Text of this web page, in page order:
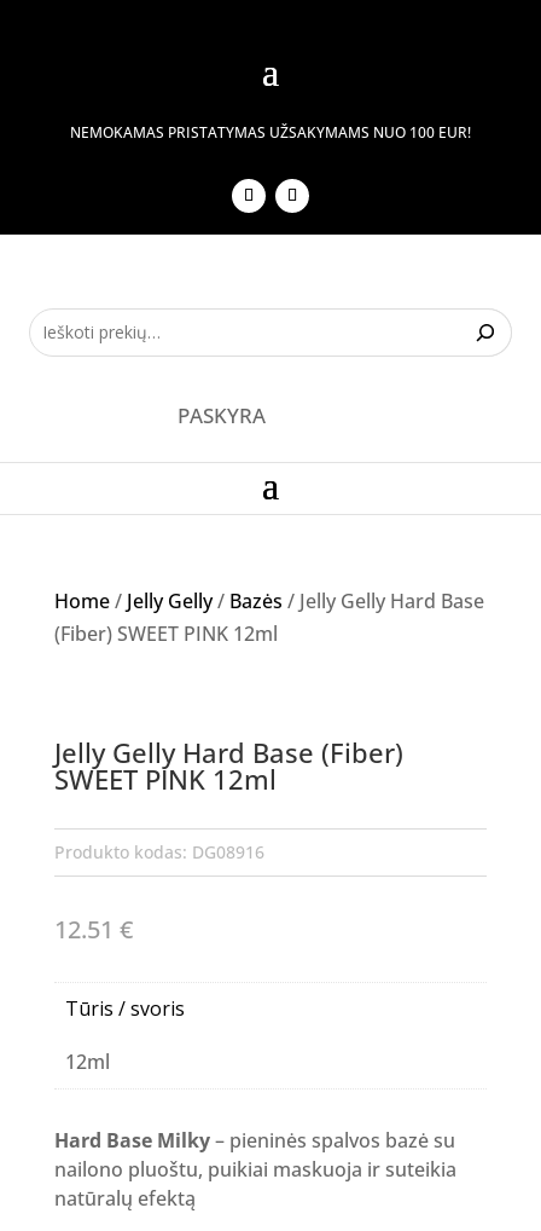
NEMOKAMAS PRISTATYMAS UŽSAKYMAMS NUO 100 EUR!
PASKYRA
Home/ Jelly Gelly/ Bazės / Jelly Gelly Hard Base
(Fiber) SWEET PINK 12ml
Jelly Gelly Hard Base (Fiber)
SWEET PINK 12ml
Produkto kodas: DG08916
12.51 €
Tūris / svoris
12ml
Hard Base Milky– pieninės spalvos bazė su
nailono pluoštu, puikiai maskuoja ir suteikia
natūralų efektą